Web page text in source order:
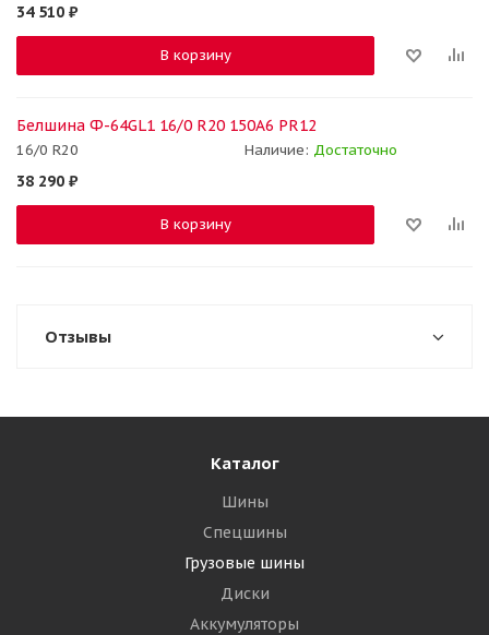
34 510 ₽
В корзину
Белшина Ф-64GL1 16/0 R20 150A6 PR12
16/0 R20 Наличие: Достаточно
38 290 ₽
В корзину
Отзывы
Каталог
Шины
Спецшины
Грузовые шины
Диски
Аккумуляторы